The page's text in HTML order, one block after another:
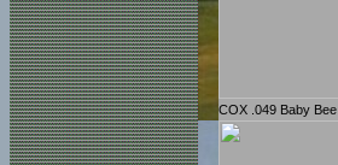
COX .049 Baby Bee